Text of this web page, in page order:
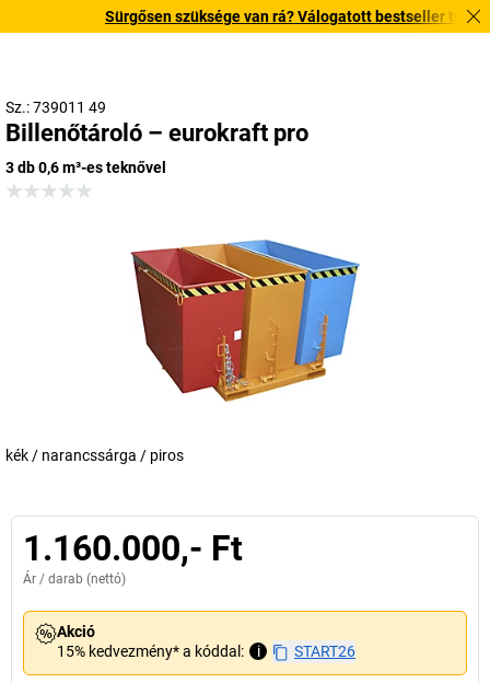
Sürgősen szüksége van rá? Válogatott bestseller
Sz.: 739011 49
Billenőtároló – eurokraft pro
3 db 0,6 m³-es teknővel
kék / narancssárga / piros
1.160.000,- Ft
Ár / darab (nettó)
Akció
15% kedvezmény* a kóddal:
i START26